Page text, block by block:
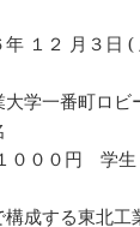
１２ 月３日
大学一番町ロ
０００円 学生
成する東北工